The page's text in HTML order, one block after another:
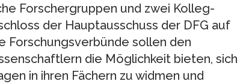
Forschergruppen und zwei Kolleg-
der Hauptausschuss der DFG auf
Forschungsverbünde sollen den
die Möglichkeit bieten, sich
in ihren Fächern zu widmen und